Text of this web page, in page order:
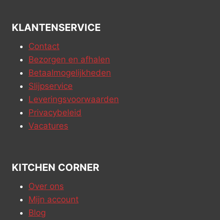
KLANTENSERVICE
Contact
Bezorgen en afhalen
Betaalmogelijkheden
Slijpservice
Leveringsvoorwaarden
Privacybeleid
Vacatures
KITCHEN CORNER
Over ons
Mijn account
Blog